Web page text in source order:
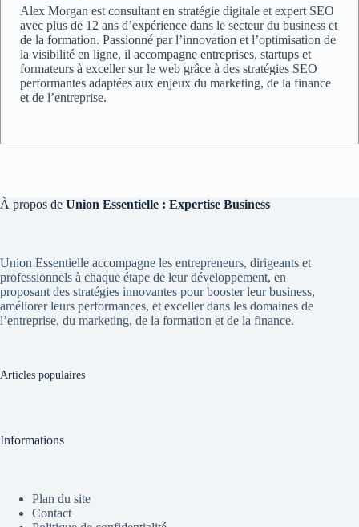
Alex Morgan est consultant en stratégie digitale et expert SEO
avec plus de 12 ans d’expérience dans le secteur du business et
de la formation. Passionné par l’innovation et l’optimisation de
la visibilité en ligne, il accompagne entreprises, startups et
formateurs à exceller sur le web grâce à des stratégies SEO
performantes adaptées aux enjeux du marketing, de la finance
et de l’entreprise.
À propos de Union Essentielle : Expertise Business
Union Essentielle accompagne les entrepreneurs, dirigeants et
professionnels à chaque étape de leur développement, en
proposant des stratégies innovantes pour booster leur business,
améliorer leurs performances, et exceller dans les domaines de
l’entreprise, du marketing, de la formation et de la finance.
Articles populaires
Informations
Plan du site
Contact